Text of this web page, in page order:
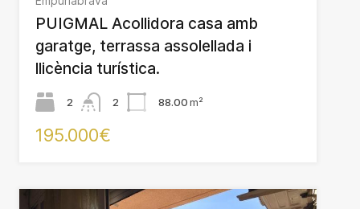
PUIGMAL Acollidora casa amb
garatge, terrassa assolellada i
llicència turística.
2 2 88.00m²
195.000€